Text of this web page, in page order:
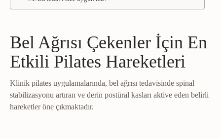
Bel Ağrısı Çekenler İçin En
Etkili Pilates Hareketleri
Klinik pilates uygulamalarında, bel ağrısı tedavisinde spinal
stabilizasyonu artıran ve derin postüral kasları aktive eden belirli
hareketler öne çıkmaktadır.